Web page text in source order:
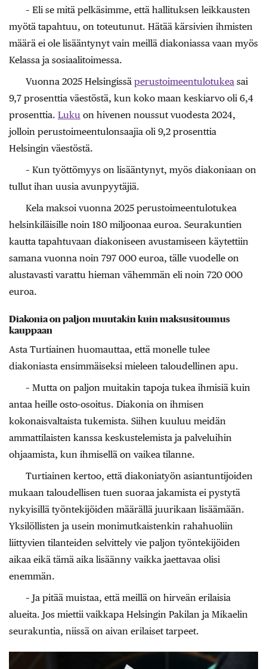
– Eli se mitä pelkäsimme, että hallituksen leikkausten
myötä tapahtuu, on toteutunut. Hätää kärsivien ihmisten
määrä ei ole lisääntynyt vain meillä diakoniassa vaan myös
Kelassa ja sosiaalitoimessa.
Vuonna 2025 Helsingissä perustoimeentulotukea sai
9,7 prosenttia väestöstä, kun koko maan keskiarvo oli 6,4
prosenttia. Luku on hivenen noussut vuodesta 2024,
jolloin perustoimeentulonsaajia oli 9,2 prosenttia
Helsingin väestöstä.
– Kun työttömyys on lisääntynyt, myös diakoniaan on
tullut ihan uusia avunpyytäjiä.
Kela maksoi vuonna 2025 perustoimeentulotukea
helsinkiläisille noin 180 miljoonaa euroa. Seurakuntien
kautta tapahtuvaan diakoniseen avustamiseen käytettiin
samana vuonna noin 797 000 euroa, tälle vuodelle on
alustavasti varattu hieman vähemmän eli noin 720 000
euroa.
Diakonia on paljon muutakin kuin maksusitoumus
kauppaan
Asta Turtiainen huomauttaa, että monelle tulee
diakoniasta ensimmäiseksi mieleen taloudellinen apu.
– Mutta on paljon muitakin tapoja tukea ihmisiä kuin
antaa heille osto-osoitus. Diakonia on ihmisen
kokonaisvaltaista tukemista. Siihen kuuluu meidän
ammattilaisten kanssa keskustelemista ja palveluihin
ohjaamista, kun ihmisellä on vaikea tilanne.
Turtiainen kertoo, että diakoniatyön asiantuntijoiden
mukaan taloudellisen tuen suoraa jakamista ei pystytä
nykyisillä työntekijöiden määrällä juurikaan lisäämään.
Yksilöllisten ja usein monimutkaistenkin rahahuoliin
liittyvien tilanteiden selvittely vie paljon työntekijöiden
aikaa eikä tämä aika lisäänny vaikka jaettavaa olisi
enemmän.
– Ja pitää muistaa, että meillä on hirveän erilaisia
alueita. Jos miettii vaikkapa Helsingin Pakilan ja Mikaelin
seurakuntia, niissä on aivan erilaiset tarpeet.